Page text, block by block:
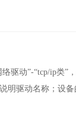
驱动”-“tcp/ip类”
明驱动名称；设